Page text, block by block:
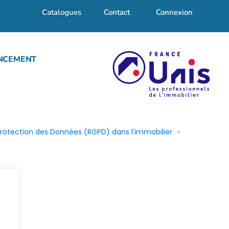
Catalogues Contact Connexion
des Données (RGPD) dans l’immobilier